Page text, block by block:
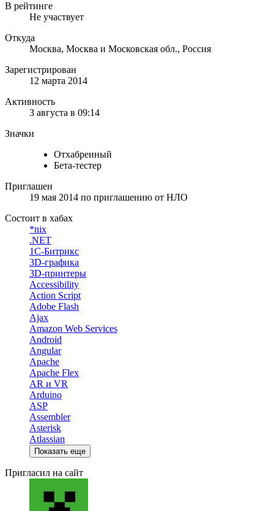
В рейтинге
Не участвует
Откуда
Москва, Москва и Московская обл., Россия
Зарегистрирован
12 марта 2014
Активность
3 августа в 09:14
Значки
Отхабренный
Бета-тестер
Приглашен
19 мая 2014 по приглашению от НЛО
Состоит в хабах
*nix
.NET
1С-Битрикс
3D-графика
3D-принтеры
Accessibility
Action Script
Adobe Flash
Ajax
Amazon Web Services
Android
Angular
Apache
Apache Flex
AR и VR
Arduino
ASP
Assembler
Asterisk
Atlassian
Показать еще
Пригласил на сайт